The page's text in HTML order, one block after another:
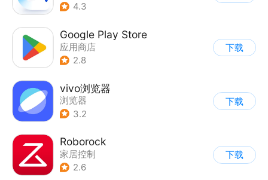
4.3
Google Play Store
应用商店
2.8
下载
vivo浏览器
浏览器
3.2
下载
Roborock
家居控制
2.6
下载